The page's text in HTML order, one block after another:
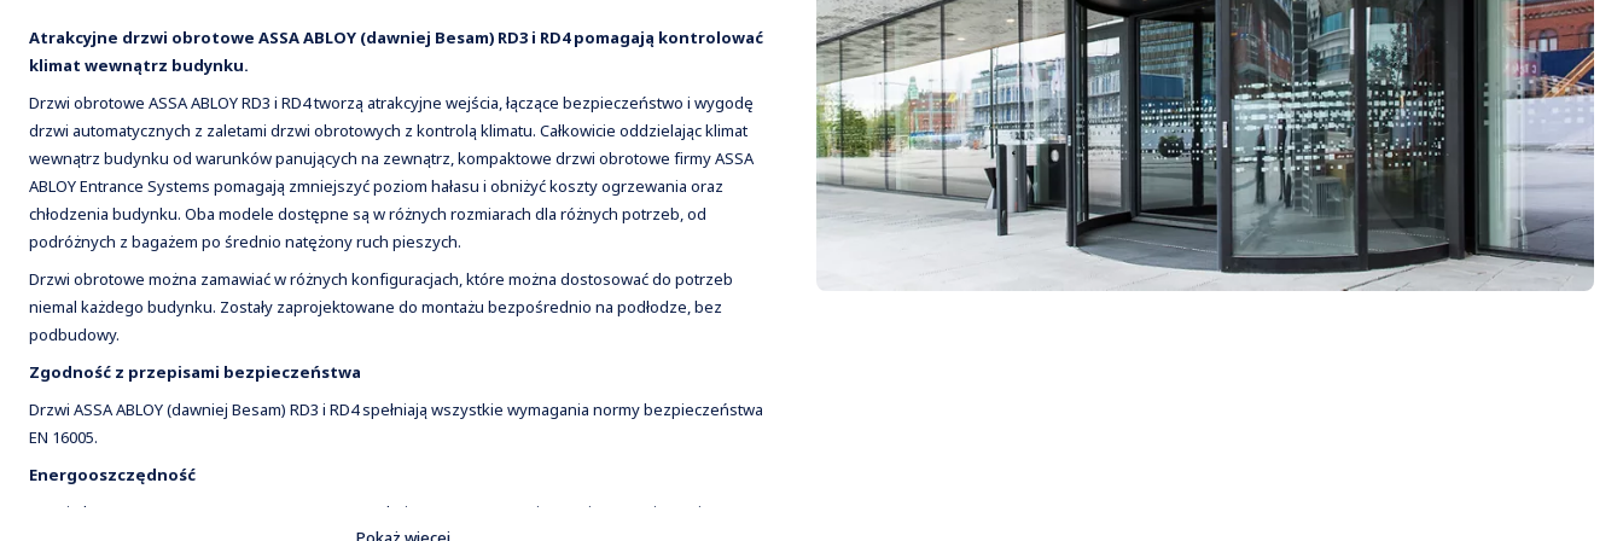
Atrakcyjne drzwi obrotowe ASSA ABLOY (dawniej Besam) RD3 i RD4 pomagają kontrolować
klimat wewnątrz budynku.
Drzwi obrotowe ASSA ABLOY RD3 i RD4 tworzą atrakcyjne wejścia, łączące bezpieczeństwo i wygodę
drzwi automatycznych z zaletami drzwi obrotowych z kontrolą klimatu. Całkowicie oddzielając klimat
wewnątrz budynku od warunków panujących na zewnątrz, kompaktowe drzwi obrotowe firmy ASSA
ABLOY Entrance Systems pomagają zmniejszyć poziom hałasu i obniżyć koszty ogrzewania oraz
chłodzenia budynku. Oba modele dostępne są w różnych rozmiarach dla różnych potrzeb, od
podróżnych z bagażem po średnio natężony ruch pieszych.
Drzwi obrotowe można zamawiać w różnych konfiguracjach, które można dostosować do potrzeb
niemal każdego budynku. Zostały zaprojektowane do montażu bezpośrednio na podłodze, bez
podbudowy.
Zgodność z przepisami bezpieczeństwa
Drzwi ASSA ABLOY (dawniej Besam) RD3 i RD4 spełniają wszystkie wymagania normy bezpieczeństwa
EN 16005.
Energooszczędność
Drzwi obrotowe są „zawsze otwarte, zawsze zamknięte”, co oznacza, że wymiana powietrza jest